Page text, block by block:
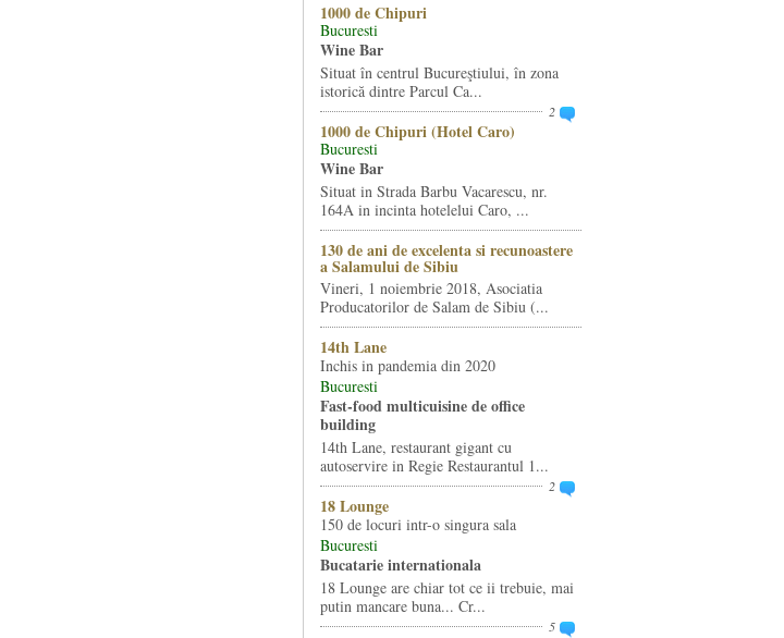
1000 de Chipuri
Bucuresti
Wine Bar
Situat în centrul Bucureştiului, în zona
istorică dintre Parcul Ca...
2
1000 de Chipuri (Hotel Caro)
Bucuresti
Wine Bar
Situat in Strada Barbu Vacarescu, nr.
164A in incinta hotelelui Caro, ...
130 de ani de excelenta si recunoastere
a Salamului de Sibiu
Vineri, 1 noiembrie 2018, Asociatia
Producatorilor de Salam de Sibiu (...
14th Lane
Inchis in pandemia din 2020
Bucuresti
Fast-food multicuisine de office
building
14th Lane, restaurant gigant cu
autoservire in Regie Restaurantul 1...
2
18 Lounge
150 de locuri intr-o singura sala
Bucuresti
Bucatarie internationala
18 Lounge are chiar tot ce ii trebuie, mai
putin mancare buna... Cr...
5